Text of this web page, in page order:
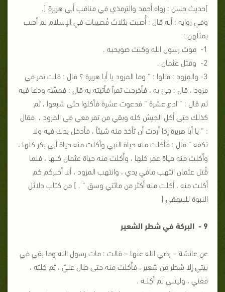
]حديث حسن : رواه أحمد والترمذي في مناقب أبي هريرة [.
وفي روايه : أنه قال : أُصبت بثلاث مُصيبات في الإسلام لم أصب
بمثلهن :
1- موت رسول الله وكنت صويحبه .
2- وقتل عثمان .
3- والمِزود : قالوا : “ وما المزود يا أبا هريرة ؟ قال : قلت تمر في
مزود ، قال : جئ به ، فأخرجت تمراً فأتيته به قال : فمسّه ودعا فيه
ثم قال : “ ادع عشرة “ فدعوت عشرة فأكلوا حتى شبعوا ، ثم
كذلك حتى أكل الجيش كله وبقي من تمر معي في المزود ، فقال
: “ يا أبا هريرة إذا أردت أن تأخذ منه شيئاً ، فأدخل يدك فيه ولا
تكفه “ قال : فأكلت منه حياة النبي وأكلت منه حياة أبي بكر كلها ،
وأكلت منه حياة عمر كلها ، وأكلت منه حياة عثمان كلها ، فلما
قُتل عثمان انتهب مافي يدي ، وانتهب المزود ، ألا أخبركم كم
أكلت منه ، أكلت منه أكثر من مائتي وسق “ . ] من كتاب دلائل
النبوة للبيهقي [
9 - البركة في شطر الشعير
عن عائشة – رضي الله عنها – قالت : مات رسول الله وما بقي في
بيتي إلا شطر من شعير ، فأكلت منه حتى طال عليّ ، ثم كِلته ،
ففني ، وليتني لم أكِلــه .